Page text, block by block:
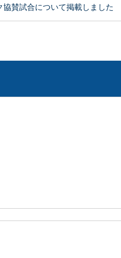
協賛試合について掲載しました